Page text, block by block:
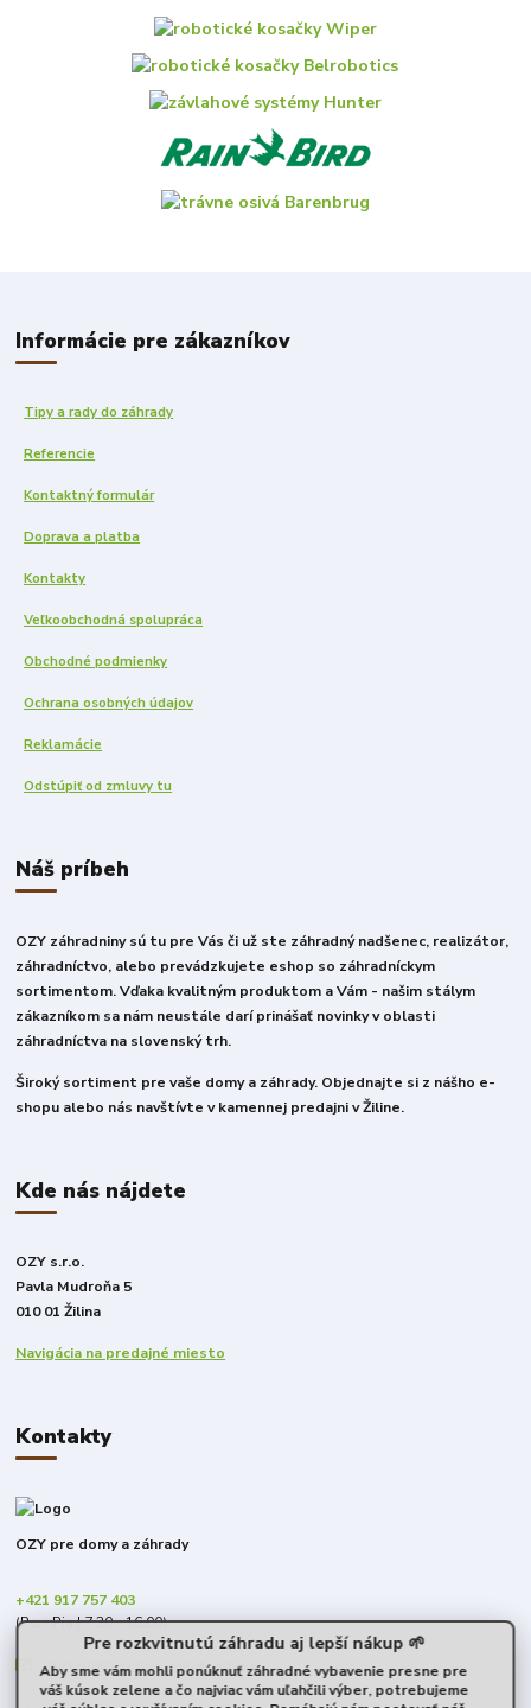
Informácie pre zákazníkov
Tipy a rady do záhrady
Referencie
Kontaktný formulár
Doprava a platba
Kontakty
Veľkoobchodná spolupráca
Obchodné podmienky
Ochrana osobných údajov
Reklamácie
Odstúpiť od zmluvy tu
Náš príbeh
OZY záhradniny sú tu pre Vás či už ste záhradný nadšenec, realizátor,
záhradníctvo, alebo prevádzkujete eshop so záhradníckym
sortimentom. Vďaka kvalitným produktom a Vám - našim stálym
zákazníkom sa nám neustále darí prinášať novinky v oblasti
záhradníctva na slovenský trh.
Široký sortiment pre vaše domy a záhrady. Objednajte si z nášho e-
shopu alebo nás navštívte v kamennej predajni v Žiline.
Kde nás nájdete
OZY s.r.o.
Pavla Mudroňa 5
010 01 Žilina
Navigácia na predajné miesto
Kontakty
OZY pre domy a záhrady
+421 917 757 403
(Po - Pia | 7:30 - 16:00)
obchod@predomyazahrady.sk
Pre rozkvitnutú záhradu aj lepší nákup 🌱
Aby sme vám mohli ponúknuť záhradné vybavenie presne pre
váš kúsok zelene a čo najviac vám uľahčili výber, potrebujeme